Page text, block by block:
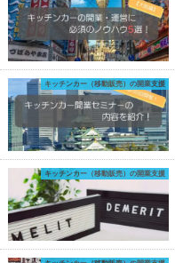
キッチンカー（移動販売）の開業支援
キッチンカー（移動販売）の開業支援